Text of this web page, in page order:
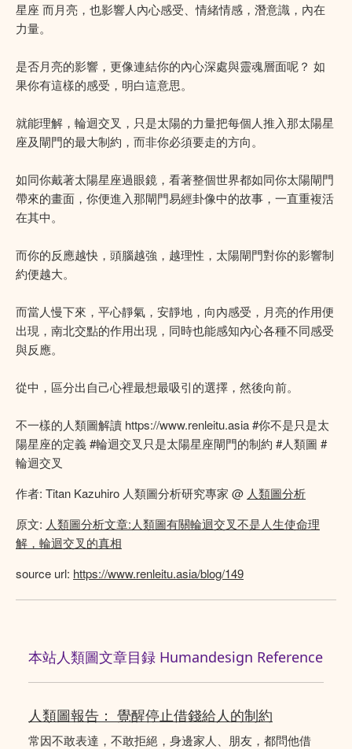
星座 而月亮，也影響人內心感受、情緒情感，潛意識，內在
力量。
是否月亮的影響，更像連結你的內心深處與靈魂層面呢？ 如
果你有這樣的感受，明白這意思。
就能理解，輪迴交叉，只是太陽的力量把每個人推入那太陽星
座及閘門的最大制約，而非你必須要走的方向。
如同你戴著太陽星座過眼鏡，看著整個世界都如同你太陽閘門
帶來的畫面，你便進入那閘門易經卦像中的故事，一直重複活
在其中。
而你的反應越快，頭腦越強，越理性，太陽閘門對你的影響制
約便越大。
而當人慢下來，平心靜氣，安靜地，向內感受，月亮的作用便
出現，南北交點的作用出現，同時也能感知內心各種不同感受
與反應。
從中，區分出自己心裡最想最吸引的選擇，然後向前。
不一樣的人類圖解讀 https://www.renleitu.asia #你不是只是太
陽星座的定義 #輪迴交叉只是太陽星座閘門的制約 #人類圖 #
輪迴交叉
作者: Titan Kazuhiro 人類圖分析研究專家 @ 人類圖分析
原文: 人類圖分析文章:人類圖有關輪迴交叉不是人生使命理
解，輪迴交叉的真相
source url: https://www.renleitu.asia/blog/149
本站人類圖文章目録 Humandesign Reference
人類圖報告： 覺醒停止借錢給人的制約
常因不敢表達，不敢拒絕，身邊家人、朋友，都問他借